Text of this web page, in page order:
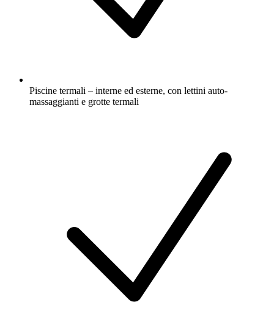
Piscine termali – interne ed esterne, con lettini auto-
massaggianti e grotte termali